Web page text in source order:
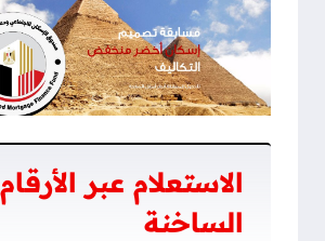
الاستعلام عبر الأرقام
الساخنة